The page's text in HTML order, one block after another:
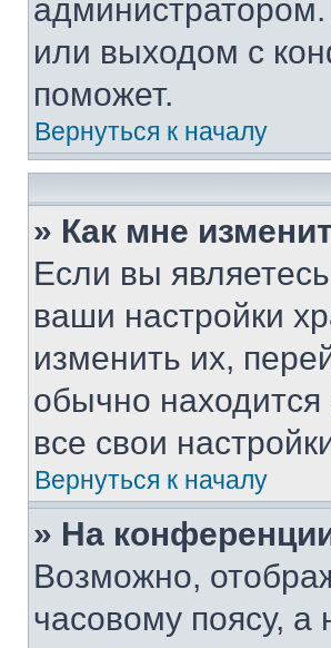
или выходом с
поможет.
Вернуться к началу
» Как мне
Если вы
ваши настройки
изменить их,
обычно
все свои
Вернуться к началу
» На
Возможно,
часовому поясу, а